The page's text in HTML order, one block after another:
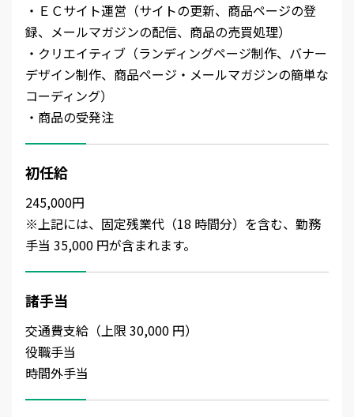
・ＥＣサイト運営（サイトの更新、商品ページの登
録、メールマガジンの配信、商品の売買処理）
・クリエイティブ（ランディングページ制作、バナー
デザイン制作、商品ページ・メールマガジンの簡単な
コーディング）
・商品の受発注
初任給
245,000円
※上記には、固定残業代（18 時間分）を含む、勤務
手当 35,000 円が含まれます。
諸手当
交通費支給（上限 30,000 円）
役職手当
時間外手当